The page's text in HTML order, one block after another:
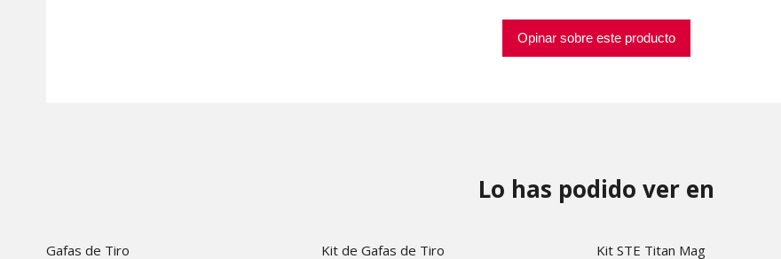
Opinar sobre este producto
Lo has podido ver en
Gafas de Tiro Kit de Gafas de Tiro Kit STE Titan Mag